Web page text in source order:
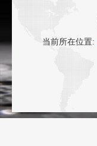
当前所在位置: